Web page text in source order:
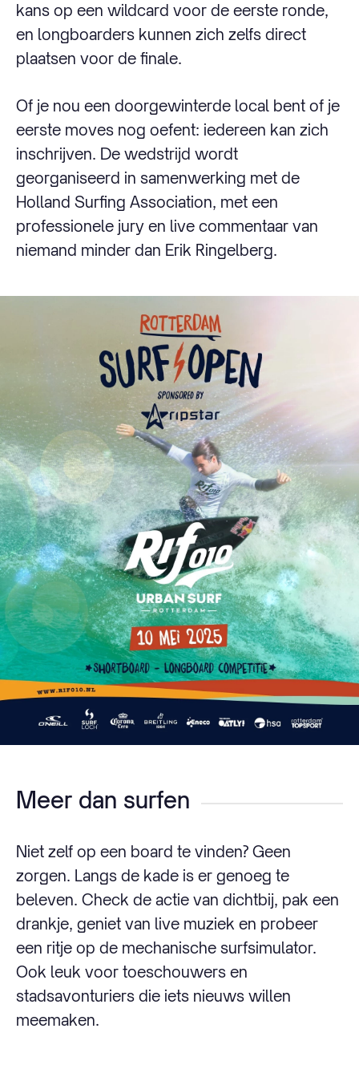
kans op een wildcard voor de eerste ronde,
en longboarders kunnen zich zelfs direct
plaatsen voor de finale.
Of je nou een doorgewinterde local bent of je
eerste moves nog oefent: iedereen kan zich
inschrijven. De wedstrijd wordt
georganiseerd in samenwerking met de
Holland Surfing Association, met een
professionele jury en live commentaar van
niemand minder dan Erik Ringelberg.
Meer dan surfen
Niet zelf op een board te vinden? Geen
zorgen. Langs de kade is er genoeg te
beleven. Check de actie van dichtbij, pak een
drankje, geniet van live muziek en probeer
een ritje op de mechanische surfsimulator.
Ook leuk voor toeschouwers en
stadsavonturiers die iets nieuws willen
meemaken.